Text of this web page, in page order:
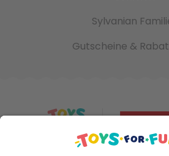
Sylvanian
Gutscheine &